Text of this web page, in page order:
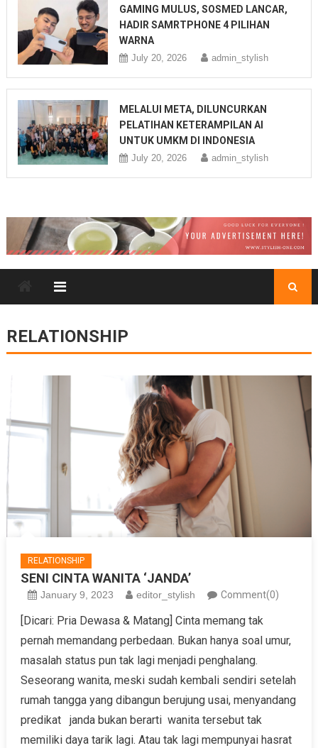
GAMING MULUS, SOSMED LANCAR,
HADIR SAMRTPHONE 4 PILIHAN
WARNA
July 20, 2026 admin_stylish
MELALUI META, DILUNCURKAN
PELATIHAN KETERAMPILAN AI
UNTUK UMKM DI INDONESIA
July 20, 2026 admin_stylish
RELATIONSHIP
RELATIONSHIP
SENI CINTA WANITA ‘JANDA’
January 9, 2023 editor_stylish Comment(0)
[Dicari: Pria Dewasa & Matang] Cinta memang tak
pernah memandang perbedaan. Bukan hanya soal umur,
masalah status pun tak lagi menjadi penghalang.
Seseorang wanita, meski sudah kembali sendiri setelah
rumah tangga yang dibangun berujung usai, menyandang
predikat janda bukan berarti wanita tersebut tak
memiliki daya tarik lagi. Atau tak lagi mempunyai hasrat